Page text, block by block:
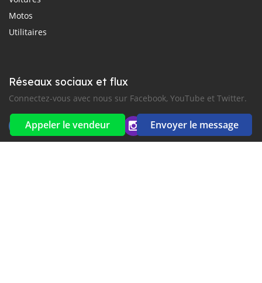
Appeler le vendeur Envoyer le message
Motos
Utilitaires
Réseaux sociaux et flux
Connectez-vous avec nous sur Facebook, YouTube et Twitter.